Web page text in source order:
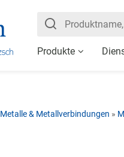
Produkte
Metalle & Metallverbindungen »